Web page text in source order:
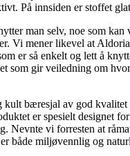
På innsiden er stoffet
man selv, noe som
Vi mener likevel at
er så enkelt og lett å
som gir veiledning om
kult bæresjal av god
er spesielt designet
Nevnte vi forresten at
både miljøvennlig og